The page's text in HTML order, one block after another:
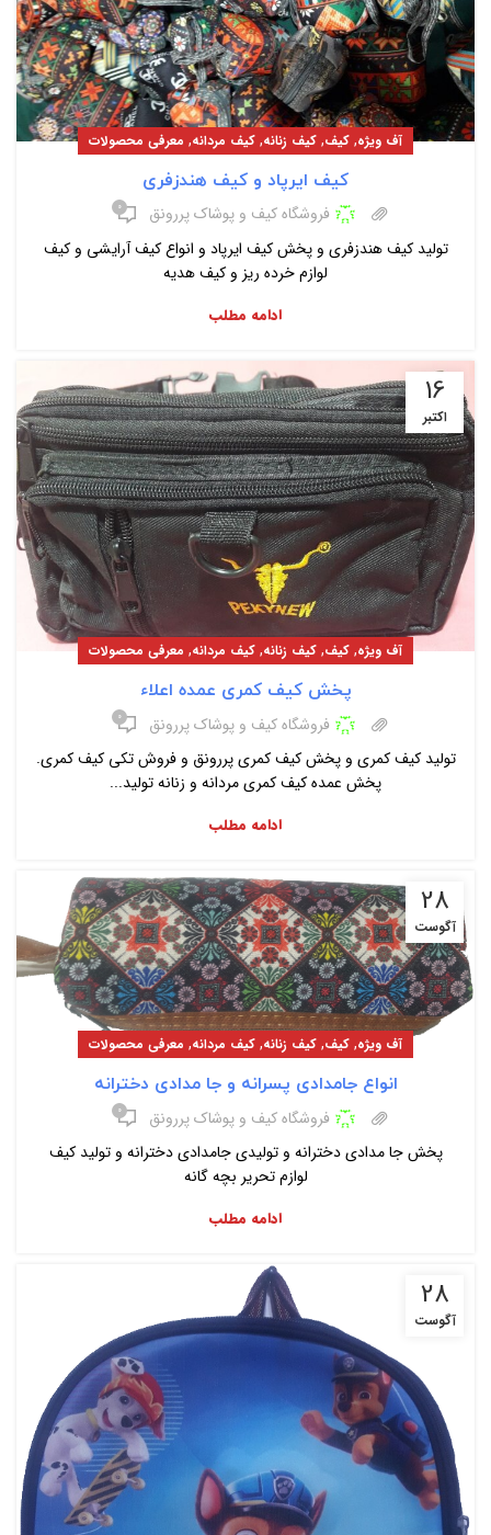
آف ویژه, کیف, کیف زنانه, کیف مردانه, معرفی محصولات
کیف ایرپاد و کیف هندزفری
فروشگاه کیف و پوشاک پررونق ۰
تولید کیف هندزفری و پخش کیف ایرپاد و انواع کیف آرایشی و کیف
لوازم خرده ریز و کیف هدیه
ادامه مطلب
16
اکتبر
آف ویژه, کیف, کیف زنانه, کیف مردانه, معرفی محصولات
پخش کیف کمری عمده اعلاء
فروشگاه کیف و پوشاک پررونق ۰
تولید کیف کمری و پخش کیف کمری پررونق و فروش تکی کیف کمری.
پخش عمده کیف کمری مردانه و زنانه تولید...
ادامه مطلب
28
آگوست
آف ویژه, کیف, کیف زنانه, کیف مردانه, معرفی محصولات
انواع جامدادی پسرانه و جا مدادی دخترانه
فروشگاه کیف و پوشاک پررونق ۰
پخش جا مدادی دخترانه و تولیدی جامدادی دخترانه و تولید کیف
لوازم تحریر بچه گانه
ادامه مطلب
28
آگوست